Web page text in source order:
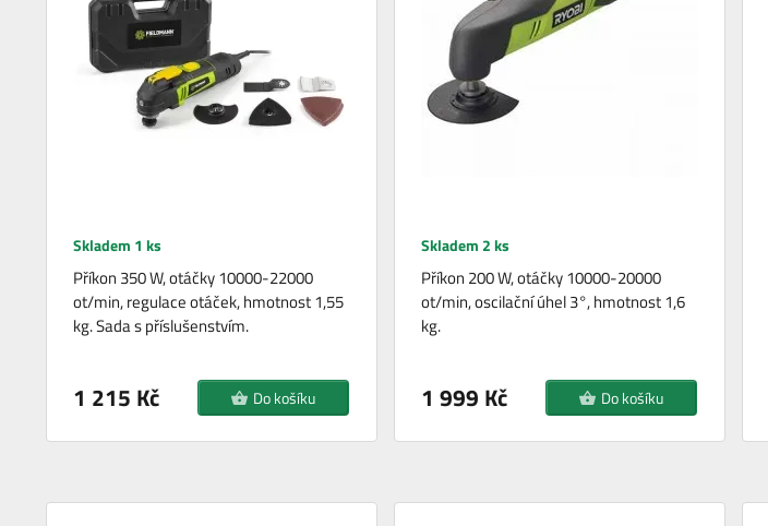
Skladem 1 ks
Příkon 350 W, otáčky 10000-22000
ot/min, regulace otáček, hmotnost 1,55
kg. Sada s příslušenstvím.
1 215 Kč Do košíku
Skladem 2 ks
Příkon 200 W, otáčky 10000-20000
ot/min, oscilační úhel 3°, hmotnost 1,6
kg.
1 999 Kč Do košíku